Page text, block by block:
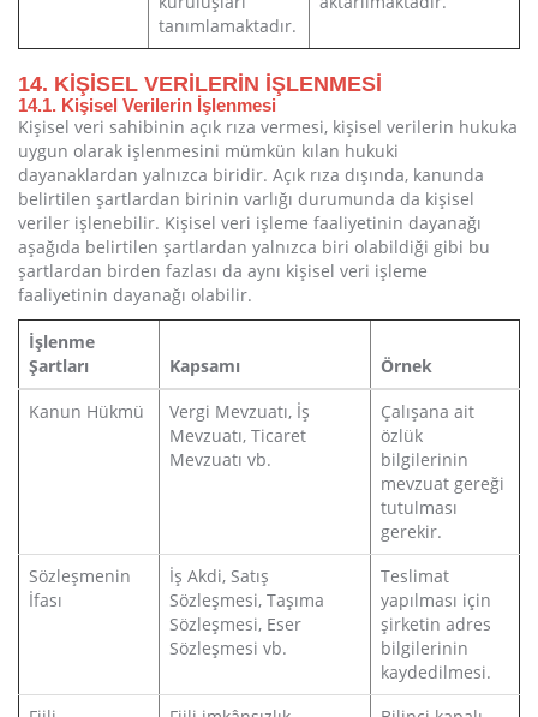
tanımlamaktadır.
14. KİŞİSEL VERİLERİN İŞLENMESİ
14.1. Kişisel Verilerin İşlenmesi
Kişisel veri sahibinin açık rıza vermesi, kişisel verilerin hukuka
uygun olarak işlenmesini mümkün kılan hukuki
dayanaklardan yalnızca biridir. Açık rıza dışında, kanunda
belirtilen şartlardan birinin varlığı durumunda da kişisel
veriler işlenebilir. Kişisel veri işleme faaliyetinin dayanağı
aşağıda belirtilen şartlardan yalnızca biri olabildiği gibi bu
şartlardan birden fazlası da aynı kişisel veri işleme
faaliyetinin dayanağı olabilir.
İşlenme
Şartları
Kapsamı
Örnek
Kanun Hükmü
Vergi Mevzuatı, İş
Mevzuatı, Ticaret
Mevzuatı vb.
Çalışana ait
özlük
bilgilerinin
mevzuat gereği
tutulması
gerekir.
Sözleşmenin
İfası
İş Akdi, Satış
Sözleşmesi, Taşıma
Sözleşmesi, Eser
Sözleşmesi vb.
Teslimat
yapılması için
şirketin adres
bilgilerinin
kaydedilmesi.